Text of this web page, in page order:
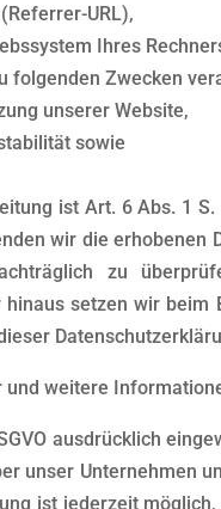
URL),
Ihres
folgenden Zwecken
unserer Website,
sowie
ist Art. 6 Abs. 1
wir die
zu
setzen wir
und weitere
ausdrücklich
unser Unternehmen
ist jederzeit